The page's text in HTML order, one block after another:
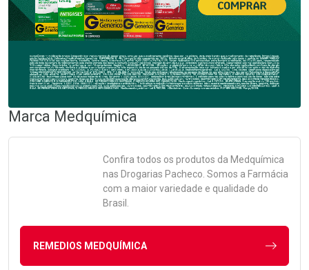
Marca Medquímica
Confira todos os produtos da Medquímica
nas Drogarias Pacheco. Somos a Farmácia
com a maior variedade e qualidade do
Brasil.
REMEDIOS MEDQUÍMICA